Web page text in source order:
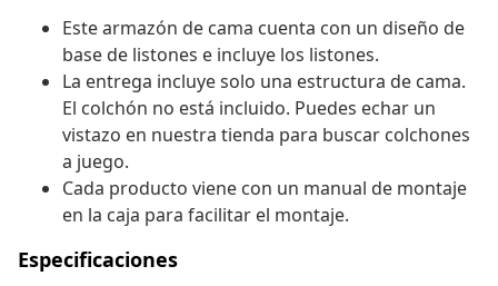
Este armazón de cama cuenta con un diseño de
base de listones e incluye los listones.
La entrega incluye solo una estructura de cama.
El colchón no está incluido. Puedes echar un
vistazo en nuestra tienda para buscar colchones
a juego.
Cada producto viene con un manual de montaje
en la caja para facilitar el montaje.
Especificaciones